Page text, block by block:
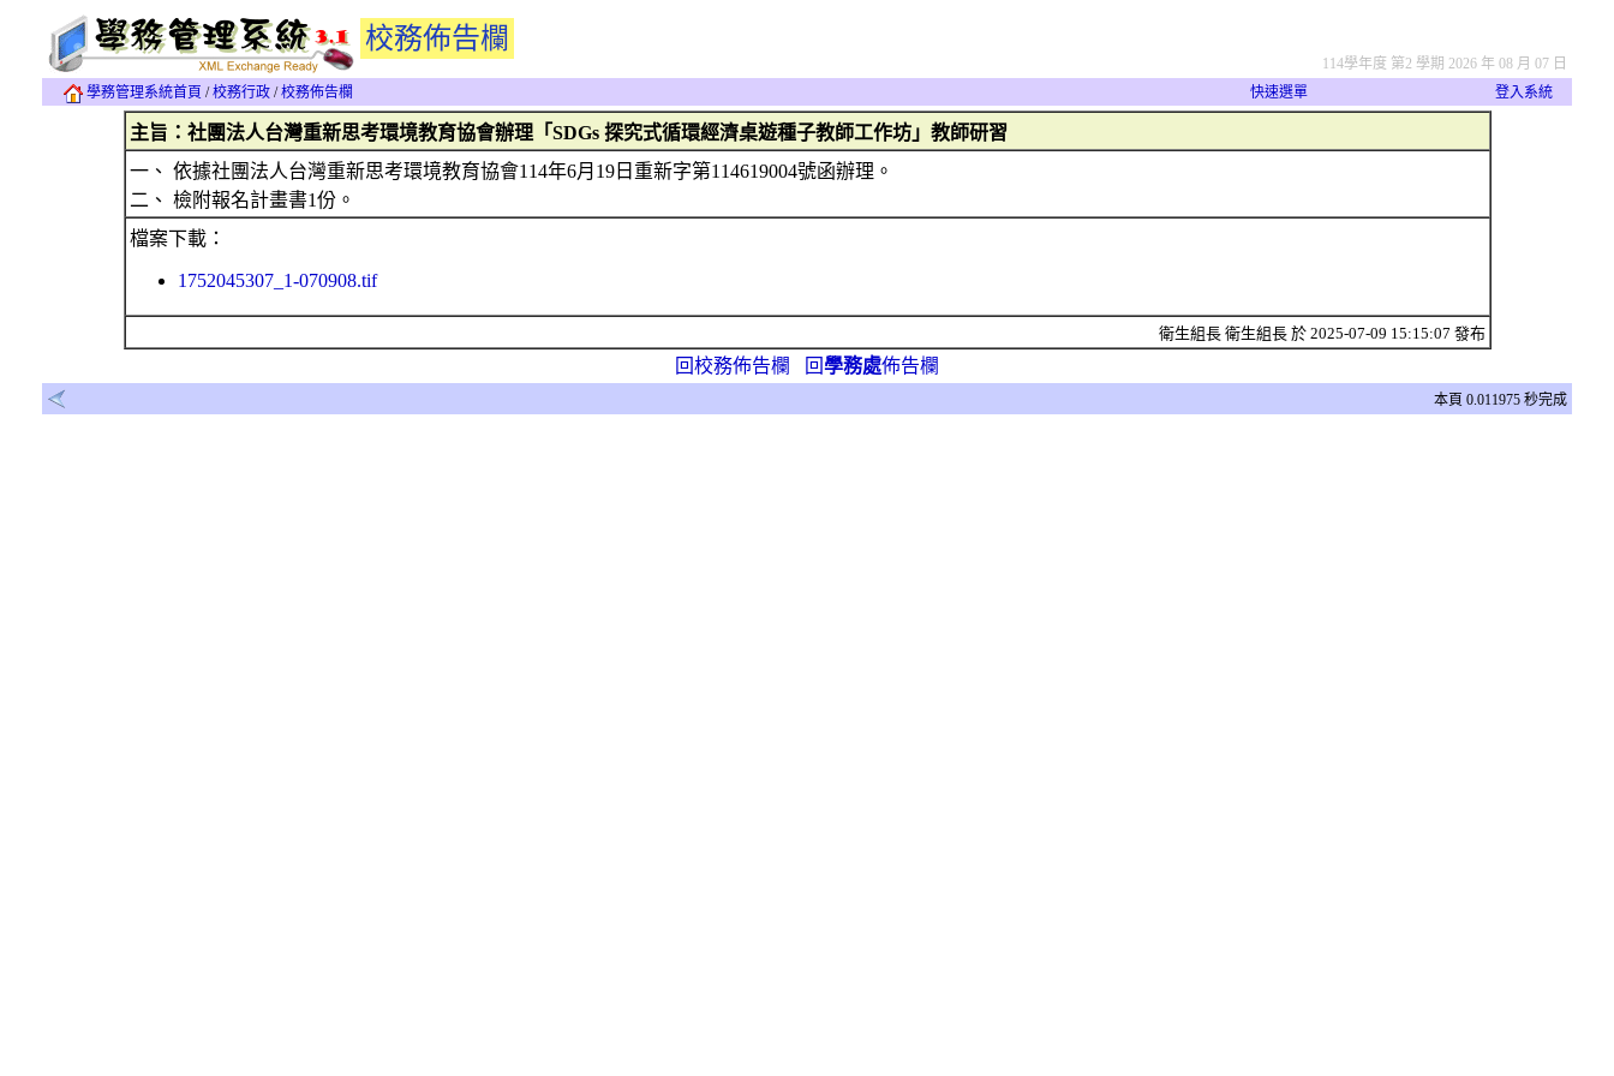
校務佈告欄
114學年度 第2 學期 2026 年 08 月 07 日
學務管理系統首頁 /校務行政 /校務佈告欄 快速選單 登入系統
主旨：社團法人台灣重新思考環境教育協會辦理「SDGs 探究式循環經濟桌遊種子教師工作坊」教師研習
一、 依據社團法人台灣重新思考環境教育協會114年6月19日重新字第114619004號函辦理。
二、 檢附報名計畫書1份。
檔案下載：
1752045307_1-070908.tif
衛生組長 衛生組長 於 2025-07-09 15:15:07 發布
回校務佈告欄 回學務處佈告欄
本頁 0.011975 秒完成